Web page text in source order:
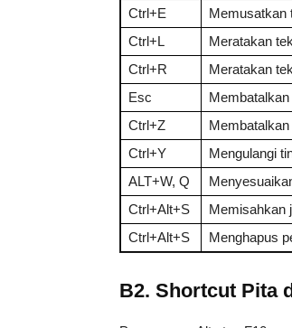
Ctrl+E
Memusatkan
Ctrl+L
Meratakan
Ctrl+R
Meratakan
Esc
Membatalkan
Ctrl+Z
Ctrl+Y
Mengulangi
ALT+W, Q
Ctrl+Alt+S
Memisahkan
Ctrl+Alt+S
Menghapus
B2. Shortcut Pita